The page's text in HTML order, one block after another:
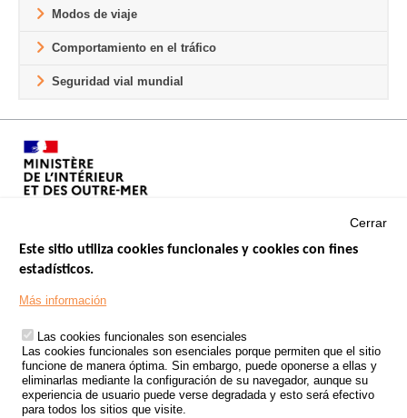
Modos de viaje
Comportamiento en el tráfico
Seguridad vial mundial
Footer
TRATAMIENTO DE DATOS PERSONALES PROCEDENTES DE
ACCIDENTES DE TRÁFICO
ESTUDIOS
CONVOCATORIA DE PROYECTOS DE ESTUDIOS
Cerrar
Este sitio utiliza cookies funcionales y cookies con fines
estadísticos.
Más información
Las cookies funcionales son esenciales
Las cookies funcionales son esenciales porque permiten que el sitio
funcione de manera óptima. Sin embargo, puede oponerse a ellas y
eliminarlas mediante la configuración de su navegador, aunque su
experiencia de usuario puede verse degradada y esto será efectivo
para todos los sitios que visite.